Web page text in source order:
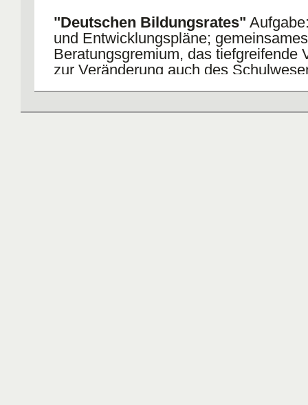
"Deutschen Bildungsrates"
und Entwicklungspläne; gemeinsames
Beratungsgremium, das tiefgreifende
zur Veränderung auch des